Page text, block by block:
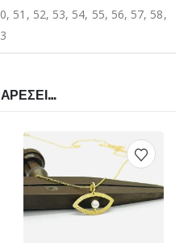
51, 52, 53, 54, 55, 56, 57, 58,
€170.00